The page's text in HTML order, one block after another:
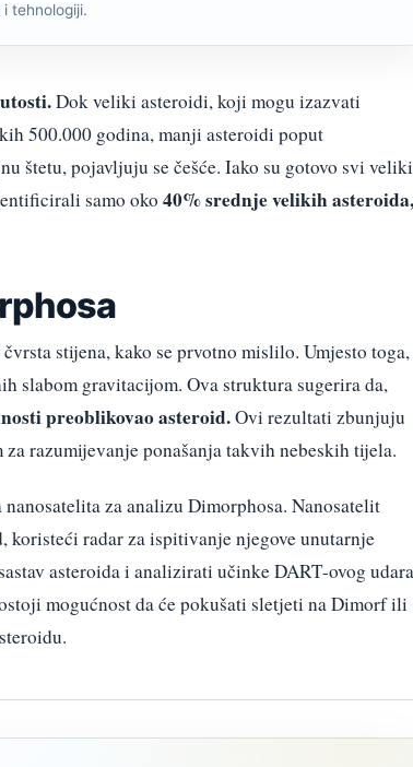
tehnologiji.
Dok veliki asteroidi, koji mogu izazvati
500.000 godina, manji asteroidi poput
štetu, pojavljuju se češće. Iako su gotovo svi veliki
samo oko 40% srednje velikih asteroida,
stijena, kako se prvotno mislilo. Umjesto toga,
slabom gravitacijom. Ova struktura sugerira da,
preoblikovao asteroid.Ovi rezultati zbunjuju
razumijevanje ponašanja takvih nebeskih tijela.
za analizu Dimorphosa. Nanosatelit
koristeći radar za ispitivanje njegove unutarnje
asteroida i analizirati učinke DART-ovog
mogućnost da će pokušati sletjeti na Dimorf ili